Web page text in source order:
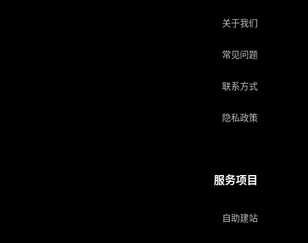
关于我们
常见问题
联系方式
隐私政策
服务项目
自助建站